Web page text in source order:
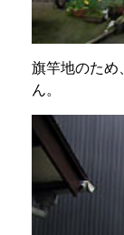
旗竿地のため
ん。